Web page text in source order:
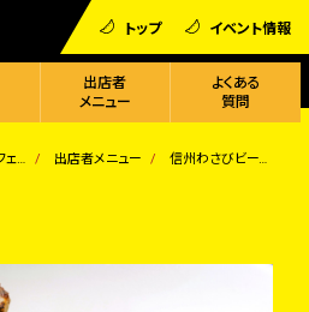
トップ イベント情報
出店者
メニュー
よくある
質問
クラフト餃子フェス TOKYO 2026 出店者メニュー 信州わさびビーフ餃子